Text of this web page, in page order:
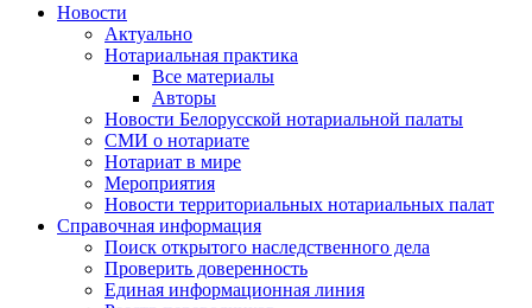
Новости
Актуально
Нотариальная практика
Все материалы
Авторы
Новости Белорусской нотариальной палаты
СМИ о нотариате
Нотариат в мире
Мероприятия
Новости территориальных нотариальных палат
Справочная информация
Поиск открытого наследственного дела
Проверить доверенность
Единая информационная линия